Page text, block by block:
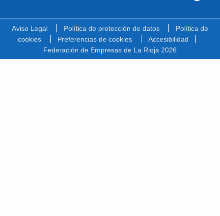
Aviso Legal Política de protección de datos
Política de
cookies
Preferencias de cookies
Accesibilidad
Federación de Empresas de La Rioja 2026